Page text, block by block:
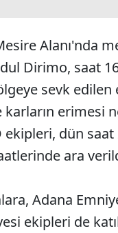
Alanı'nda
Dirimo, saat
sevk edilen
karların erimesi
ekipleri, dün
ara
Adana
ekipleri de